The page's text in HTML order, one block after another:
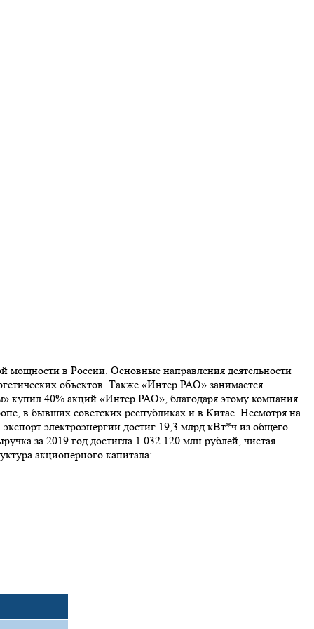
в России. Основные направления деятельности
объектов. Также «Интер РАО» занимается
купил 40% акций «Интер РАО», благодаря этому компания
в бывших советских республиках и в Китае. Несмотря на
электроэнергии достиг 19,3 млрд кВт*ч из общего
за 2019 год достигла 1 032 120 млн рублей, чистая
акционерного капитала: